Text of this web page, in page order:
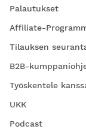
Palautukset
Affiliate-
Tilauksen
B2B-
Työskentele
UKK
Podcast